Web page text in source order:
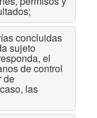
concluidas
sujeto
el
de control
de
las